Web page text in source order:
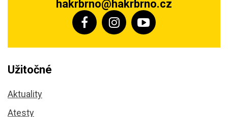
hakrbrno@hakrbrno.cz
Užitočné
Aktuality
Atesty